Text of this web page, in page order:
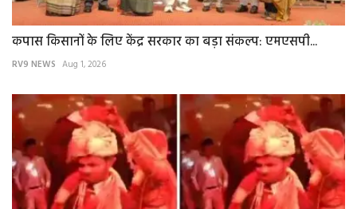
कपास किसानों के लिए केंद्र सरकार का बड़ा संकल्प: एमएसपी...
RV9 NEWS Aug 1, 2026